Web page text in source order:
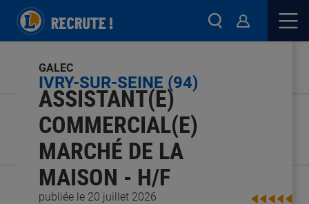
publiée le 20 juillet 2026
ASSISTANT(E)
COMMERCIAL(E)
MARCHÉ DE LA
MAISON - H/F
IVRY-SUR-SEINE (94)
GALEC